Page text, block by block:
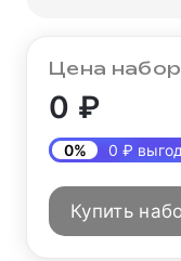
2
Цена
0 ₽
0% 0 ₽
Купить